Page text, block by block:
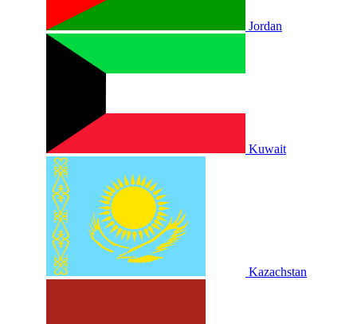
Jordan
Kuwait
Kazachstan